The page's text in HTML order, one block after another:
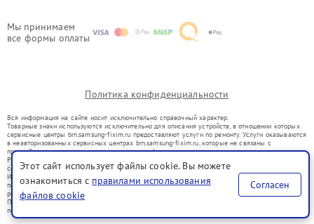
Мы принимаем
все формы оплаты
Политика конфиденциальности
Вся информация на сайте носит исключительно справочный характер.
Товарные знаки используются исключительно для описания устройств, в отношении которых
сервисные центры brn.samsung-fixim.ru предоставляют услуги по ремонту. Услуги оказываются
в неавторизованных сервисных центрах brn.samsung-fixim.ru, которые не связаны с
правообладателями товарных знаков или их официальными представителями.
Ремонт осуществляется для устройств, уже введенных в гражданский оборот в соответствии
со статьей 1487 ГК РФ.
Использование товарных знаков не преследует цели индивидуализации услуг или введения
потребителей в заблуждение, а служит для информирования о предоставляемых услугах по
ремонту техники указанных брендов.
Представленная на сайте информация не является публичной офертой, определяемой
положениями Статьи 437(2) Гражданского кодекса РФ
Этот сайт использует файлы cookie. Вы можете
ознакомиться с правилами использования
файлов cookie
Согласен